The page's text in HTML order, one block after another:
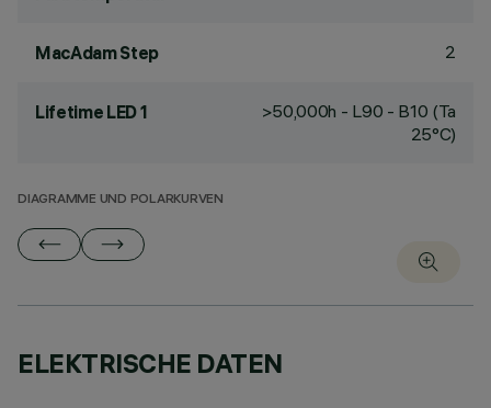
MacAdam Step 2
Lifetime LED 1
>50,000h - L90 - B10 (Ta
25°C)
DIAGRAMME UND POLARKURVEN
ELEKTRISCHE DATEN